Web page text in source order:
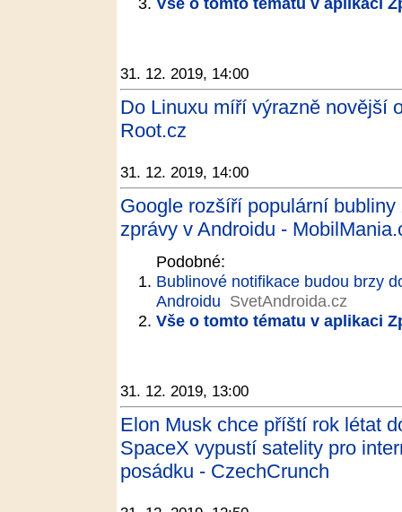
31. 12. 2019, 14:00
Do Linuxu míří výrazně novější
Root.cz
31. 12. 2019, 14:00
Google rozšíří populární
zprávy v Androidu -
Podobné:
Bublinové notifikace budou brzy
Androidu SvetAndroida.cz
Vše o tomto tématu v aplikaci
31. 12. 2019, 13:00
Elon Musk chce příští rok létat
SpaceX vypustí satelity pro
posádku - CzechCrunch